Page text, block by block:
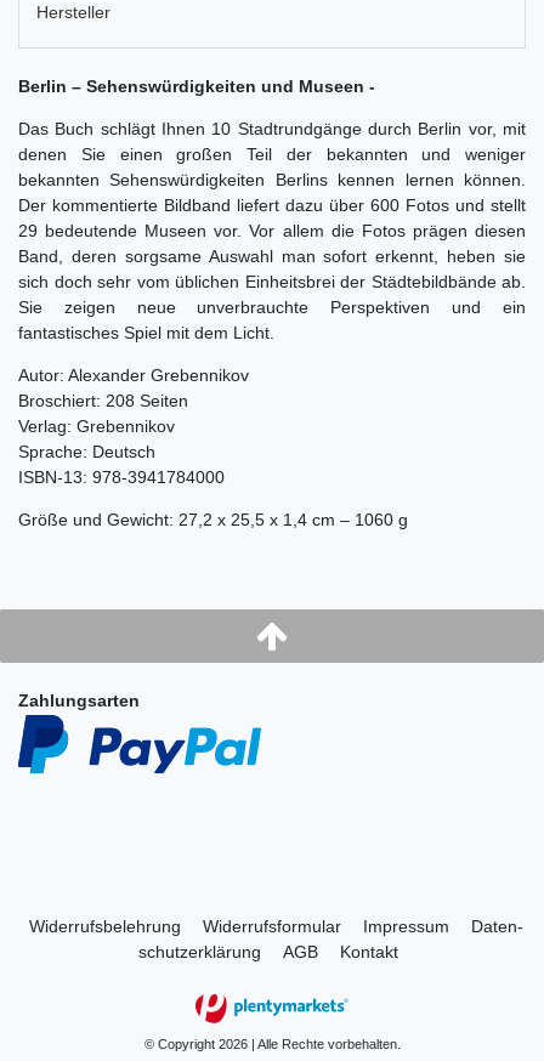
Hersteller
Berlin – Sehenswürdigkeiten und Museen -
Das Buch schlägt Ihnen 10 Stadtrundgänge durch Berlin vor, mit
denen Sie einen großen Teil der bekannten und weniger
bekannten Sehenswürdigkeiten Berlins kennen lernen können.
Der kommentierte Bildband liefert dazu über 600 Fotos und stellt
29 bedeutende Museen vor. Vor allem die Fotos prägen diesen
Band, deren sorgsame Auswahl man sofort erkennt, heben sie
sich doch sehr vom üblichen Einheitsbrei der Städtebildbände ab.
Sie zeigen neue unverbrauchte Perspektiven und ein
fantastisches Spiel mit dem Licht.
Autor: Alexander Grebennikov
Broschiert: 208 Seiten
Verlag: Grebennikov
Sprache: Deutsch
ISBN-13: 978-3941784000
Größe und Gewicht: 27,2 x 25,5 x 1,4 cm – 1060 g
Zahlungsarten
Widerrufs­belehrung Widerrufs­formular Impressum
Daten­
schutz­erklärung
AGB Kontakt
© Copyright 2026 | Alle Rechte vorbehalten.